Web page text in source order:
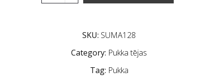
SKU: SUMA128
Category: Pukka tējas
Tag: Pukka